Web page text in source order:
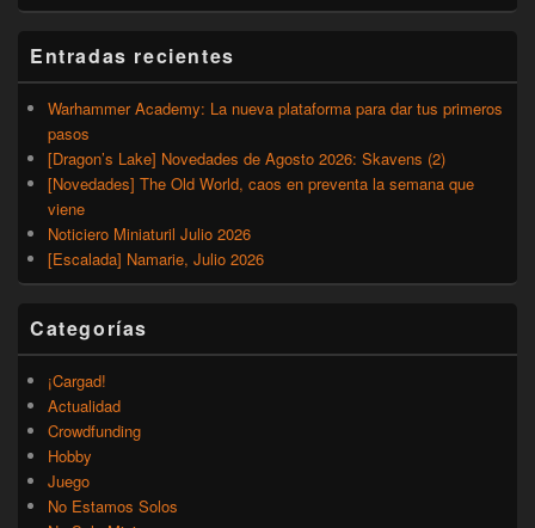
Entradas recientes
Warhammer Academy: La nueva plataforma para dar tus primeros
pasos
[Dragon’s Lake] Novedades de Agosto 2026: Skavens (2)
[Novedades] The Old World, caos en preventa la semana que
viene
Noticiero Miniaturil Julio 2026
[Escalada] Namarie, Julio 2026
Categorías
¡Cargad!
Actualidad
Crowdfunding
Hobby
Juego
No Estamos Solos